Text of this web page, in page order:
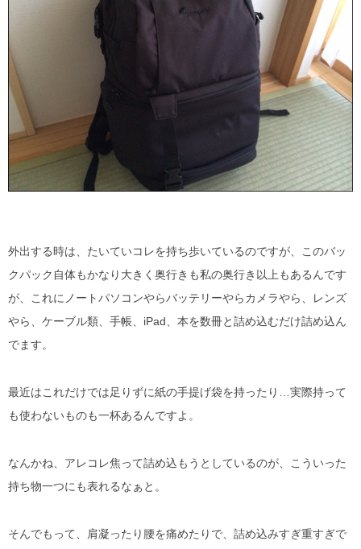
外出する時は、たいていコレを持ち歩いているのですが、このバッ
クパック自体もかなり大きく奥行きも私の奥行き以上もあるんです
が、これにノートパソコンやらバッテリーやらカメラやら、レンズ
やら、ケーブル類、手帳、iPad、本を数冊と詰め込むだけ詰め込ん
でます。
最近はこれだけでは足りずに紙の手提げ袋を持ったり…実際持って
も使わないものも一杯あるんですよ。
なんかね、アレコレ焦って詰め込もうとしているのが、こういった
持ち物一つにも表れるなぁと。
そんでもって、肩凝ったり腰を痛めたりで、詰め込みすぎ重すぎで